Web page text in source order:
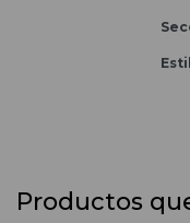
Productos